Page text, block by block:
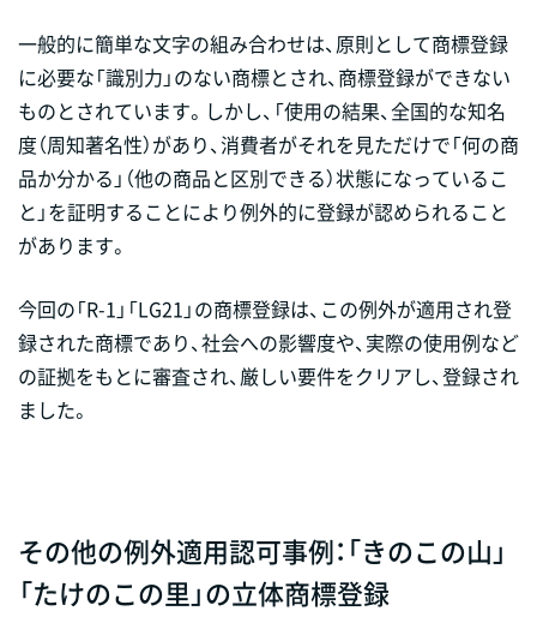
一般的に簡単な文字の組み合わせは、原則として商標登録
に必要な「識別力」のない商標とされ、商標登録ができない
ものとされています。しかし、「使用の結果、全国的な知名
度（周知著名性）があり、消費者がそれを見ただけで「何の商
品か分かる」（他の商品と区別できる）状態になっているこ
と」を証明することにより例外的に登録が認められること
があります。
今回の「R-1」「LG21」の商標登録は、この例外が適用され登
録された商標であり、社会への影響度や、実際の使用例など
の証拠をもとに審査され、厳しい要件をクリアし、登録され
ました。
その他の例外適用認可事例：「きのこの山」
「たけのこの里」の立体商標登録